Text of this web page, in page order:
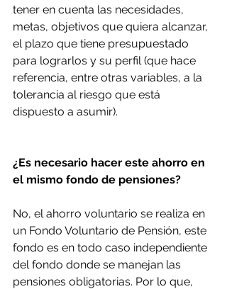
tener en cuenta las necesidades,
metas, objetivos que quiera alcanzar,
el plazo que tiene presupuestado
para lograrlos y su perfil (que hace
referencia, entre otras variables, a la
tolerancia al riesgo que está
dispuesto a asumir).
¿Es necesario hacer este ahorro en
el mismo fondo de pensiones?
No, el ahorro voluntario se realiza en
un Fondo Voluntario de Pensión, este
fondo es en todo caso independiente
del fondo donde se manejan las
pensiones obligatorias. Por lo que,